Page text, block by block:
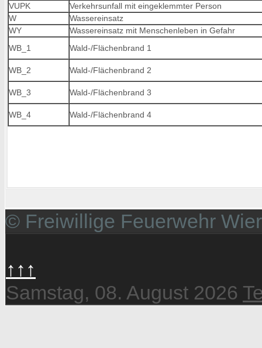
VUPK
Verkehrsunfall mit eingeklemmter Person
W
Wassereinsatz
WY
Wassereinsatz mit Menschenleben in Gefahr
WB_1
Wald-/Flächenbrand 1
WB_2 Wald-/Flächenbrand 2
WB_3 Wald-/Flächenbrand 3
WB_4 Wald-/Flächenbrand 4
© Freiwillige Feuerwehr
↑↑↑
Samstag, 08. August 2026